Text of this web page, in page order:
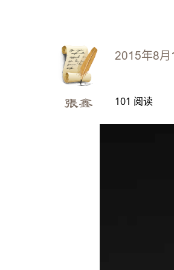
2015年8
張鑫 101 阅读